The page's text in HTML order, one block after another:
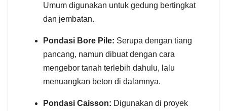
Umum digunakan untuk gedung bertingkat
dan jembatan.
Pondasi Bore Pile: Serupa dengan tiang
pancang, namun dibuat dengan cara
mengebor tanah terlebih dahulu, lalu
menuangkan beton di dalamnya.
Pondasi Caisson: Digunakan di proyek